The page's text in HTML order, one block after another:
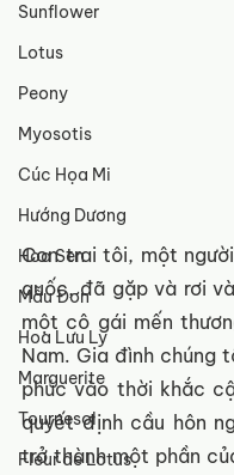
Sunflower
Lotus
Peony
Myosotis
Cúc Họa Mi
Hướng Dương
Hoa Sen
Mẫu Đơn
Hoa Lưu Ly
Marguerite
Tournesol
Fleur de Lotus
Con trai tôi, một
quốc, đã gặp và rơi
một cô gái mến
Nam. Gia đình chúng
phúc vào thời khắc
quyết định cầu hôn
trở thành một phần